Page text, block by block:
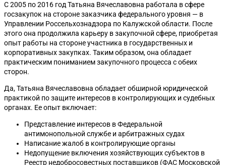
С 2005 по 2016 год Татьяна Вячеславовна работала в сфере
госзакупок на стороне заказчика федерального уровня — в
Управлении Россельхознадзора по Калужской области. После
этого она продолжила карьеру в закупочной сфере, приобретая
опыт работы на стороне участника в государственных и
корпоративных закупках. Таким образом, она обладает
практическим пониманием закупочного процесса с обеих
сторон.
Да, Татьяна Вячеславовна обладает обширной юридической
практикой по защите интересов в контролирующих и судебных
органах. Ее опыт включает:
Представление интересов в Федеральной
антимонопольной службе и арбитражных судах
Написание жалоб в контролирующие органы
Недопущение включения хозяйствующих субъектов в
Реестр недобросовестных поставщиков (ФАС Московской